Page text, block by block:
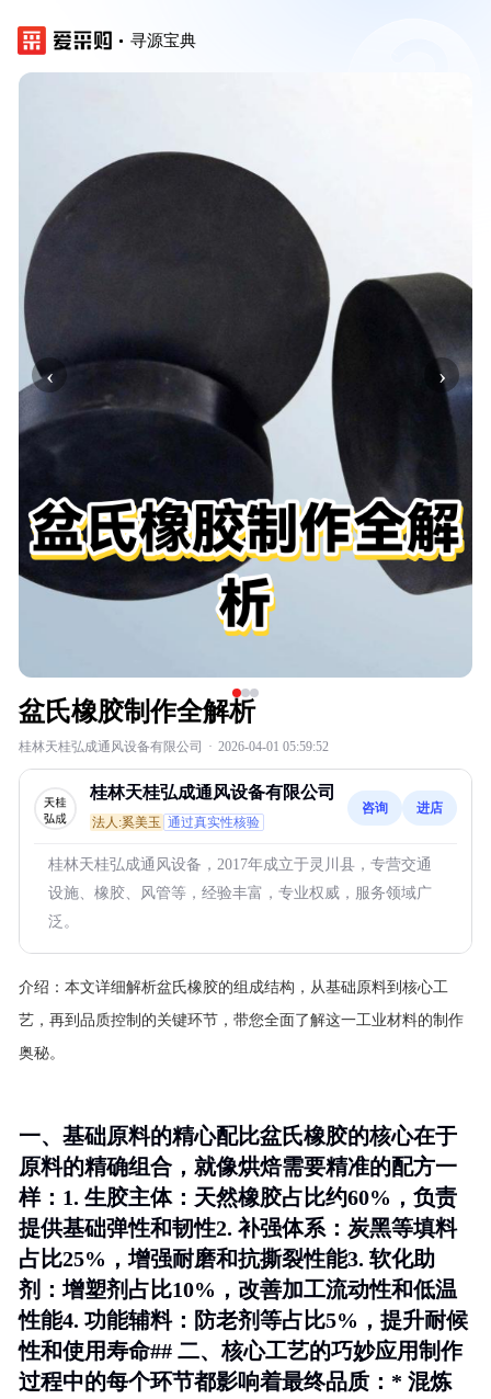
寻源宝典
‹ ›
盆氏橡胶制作全解析
桂林天桂弘成通风设备有限公司 · 2026-04-01 05:59:52
桂林天桂弘成通风设备有限公司
法人:奚美玉 通过真实性核验
咨询 进店
桂林天桂弘成通风设备，2017年成立于灵川县，专营交通
设施、橡胶、风管等，经验丰富，专业权威，服务领域广
泛。
介绍： 本文详细解析盆氏橡胶的组成结构，从基础原料到核心工
艺，再到品质控制的关键环节，带您全面了解这一工业材料的制作
奥秘。
一、基础原料的精心配比盆氏橡胶的核心在于
原料的精确组合，就像烘焙需要精准的配方一
样：1. 生胶主体：天然橡胶占比约60%，负责
提供基础弹性和韧性2. 补强体系 ：炭黑等填料
占比25%，增强耐磨和抗撕裂性能3. 软化助
剂 ：增塑剂占比10%，改善加工流动性和低温
性能4. 功能辅料：防老剂等占比5%，提升耐候
性和使用寿命## 二、核心工艺的巧妙应用制作
过程中的每个环节都影响着最终品质：* 混炼